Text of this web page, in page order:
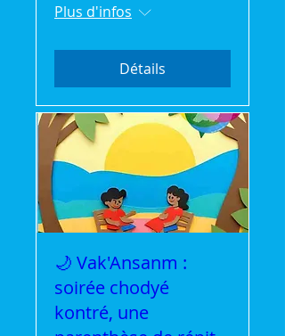
Plus d'infos
Détails
🌙 Vak'Ansanm :
soirée chodyé
kontré, une